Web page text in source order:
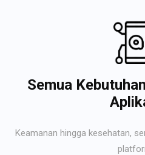
Semua
Keamanan hingga kesehatan,